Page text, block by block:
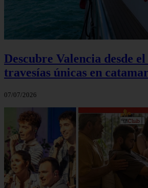
Descubre Valencia desde
travesías únicas en
07/07/2026